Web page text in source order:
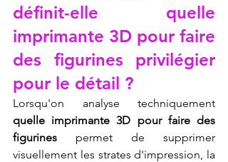
définit-elle quelle
imprimante 3D pour faire
des figurines privilégier
pour le détail ?
quelle imprimante 3D pour faire des
figurines permet de supprimer
visuellement les strates d'impression, la